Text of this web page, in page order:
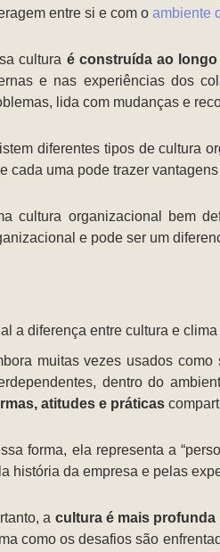
entre si e com o ambiente
cultura é construída ao
e nas experiências dos
lida com mudanças e
diferentes tipos de cultura
cada uma pode trazer
cultura organizacional bem
e pode ser um
a diferença entre cultura e
muitas vezes usados
dentro do
atitudes e práticas
forma, ela representa a
história da empresa e pelas
a cultura é mais profunda
como os desafios são